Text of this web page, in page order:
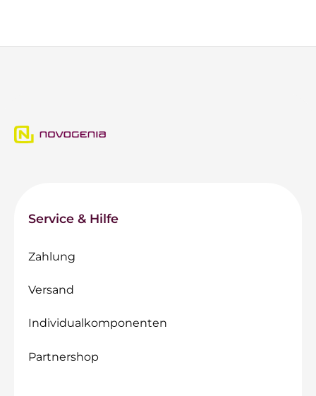
Service & Hilfe
Zahlung
Versand
Individualkomponenten
Partnershop